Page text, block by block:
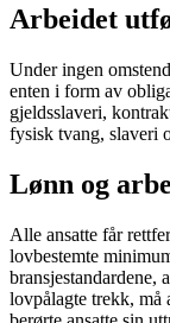
Arbeidet
Under ingen
enten i form av
gjeldsslaveri,
fysisk tvang, slaveri
Lønn og
Alle ansatte får
lovbestemte
bransjestandardene,
lovpålagte trekk, må